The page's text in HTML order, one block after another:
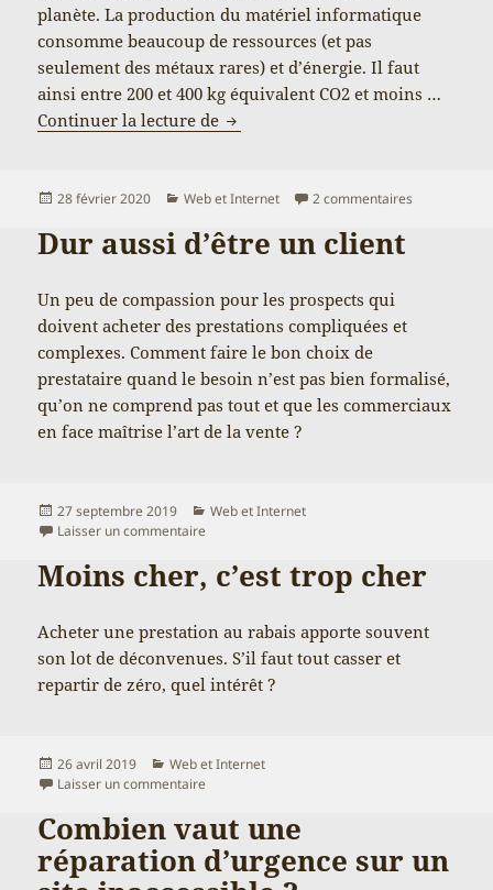
planète. La production du matériel informatique
consomme beaucoup de ressources (et pas
seulement des métaux rares) et d’énergie. Il faut
ainsi entre 200 et 400 kg équivalent CO2 et moins …
Continuer la lecture de Éco-conception web
Publié
28 février 2020 Catégories
Web et Internet 2 commentaires
Dur aussi d’être un client
Un peu de compassion pour les prospects qui
doivent acheter des prestations compliquées et
complexes. Comment faire le bon choix de
prestataire quand le besoin n’est pas bien formalisé,
qu’on ne comprend pas tout et que les commerciaux
en face maîtrise l’art de la vente ?
Publié
le
27 septembre 2019 Catégories
Web et Internet
Laisser un commentairesur Dur aussi d’être un client
Moins cher, c’est trop cher
Acheter une prestation au rabais apporte souvent
son lot de déconvenues. S’il faut tout casser et
repartir de zéro, quel intérêt ?
Publié
le
26 avril 2019 Catégories
Web et Internet
Laisser un commentairesur Moins cher, c’est trop cher
Combien vaut une
réparation d’urgence sur un